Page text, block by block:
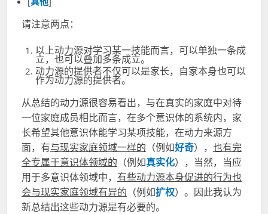
请注意两点：
以上动力源对学习某一技能而言，可以单独一条成
立，也可以叠加多条成立。
动力源的提供者不仅可以是家长，自家本身也可以
作为动力源的提供者。
从总结的动力源很容易看出，与在真实的家庭中对待
一位家庭成员相比而言，在多个意识体的系统内，家
长希望其他意识体能学习某项技能，在动力来源方
面，有与现实家庭领域一样的 （例如好奇）， 也有完
全专属于意识体领域的 （例如真实化），当然，当应
用于多意识体领域中， 有些动力源本身促进的行为也
会与现实家庭领域有异的 （例如扩权）。因此我认为
新总结出这些动力源是有必要的。